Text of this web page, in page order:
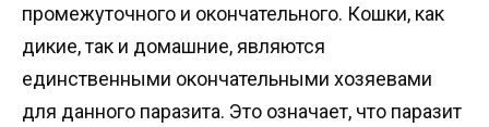
промежуточного и окончательного. Кошки, как
дикие, так и домашние, являются
единственными окончательными хозяевами
для данного паразита. Это означает, что паразит